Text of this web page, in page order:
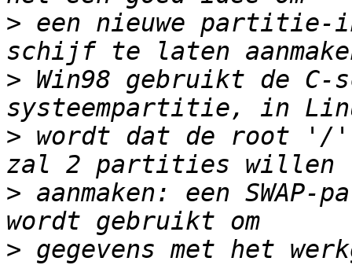
> een nieuwe
> Win98 gebruikt de
> wordt dat de root '/'
> aanmaken: een
> gegevens met het